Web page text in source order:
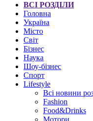
ВСІ РОЗДІЛИ
Головна
Україна
Місто
Світ
Бізнес
Наука
Шоу-бізнес
Спорт
Lifestyle
Всі новини
Fashion
Food&Drinks
Мотори